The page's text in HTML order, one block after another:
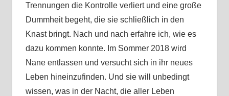
Trennungen die Kontrolle verliert und eine große
Dummheit begeht, die sie schließlich in den
Knast bringt. Nach und nach erfahre ich, wie es
dazu kommen konnte. Im Sommer 2018 wird
Nane entlassen und versucht sich in ihr neues
Leben hineinzufinden. Und sie will unbedingt
wissen, was in der Nacht, die aller Leben